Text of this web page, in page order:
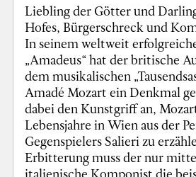
Liebling der Götter und
Hofes, Bürgerschreck und
In seinem weltweit
„Amadeus“ hat der britische
dem musikalischen
Amadé Mozart ein Denkmal
dabei den Kunstgriff an,
Lebensjahre in Wien aus der
Gegenspielers Salieri zu
Erbitterung muss der nur
italienische Komponist die